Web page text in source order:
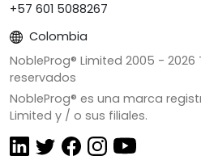
+57 601 5088267
Colombia
NobleProg® Limited 2005 - 2026
reservados
NobleProg® es una marca
Limited y / o sus filiales.